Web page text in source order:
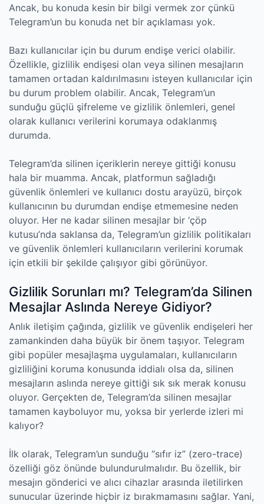
Ancak, bu konuda kesin bir bilgi vermek zor çünkü
Telegram’un bu konuda net bir açıklaması yok.
Bazı kullanıcılar için bu durum endişe verici olabilir.
Özellikle, gizlilik endişesi olan veya silinen mesajların
tamamen ortadan kaldırılmasını isteyen kullanıcılar için
bu durum problem olabilir. Ancak, Telegram’un
sunduğu güçlü şifreleme ve gizlilik önlemleri, genel
olarak kullanıcı verilerini korumaya odaklanmış
durumda.
Telegram’da silinen içeriklerin nereye gittiği konusu
hala bir muamma. Ancak, platformun sağladığı
güvenlik önlemleri ve kullanıcı dostu arayüzü, birçok
kullanıcının bu durumdan endişe etmemesine neden
oluyor. Her ne kadar silinen mesajlar bir ‘çöp
kutusu’nda saklansa da, Telegram’un gizlilik politikaları
ve güvenlik önlemleri kullanıcıların verilerini korumak
için etkili bir şekilde çalışıyor gibi görünüyor.
Gizlilik Sorunları mı? Telegram’da Silinen
Mesajlar Aslında Nereye Gidiyor?
Anlık iletişim çağında, gizlilik ve güvenlik endişeleri her
zamankinden daha büyük bir önem taşıyor. Telegram
gibi popüler mesajlaşma uygulamaları, kullanıcıların
gizliliğini koruma konusunda iddialı olsa da, silinen
mesajların aslında nereye gittiği sık sık merak konusu
oluyor. Gerçekten de, Telegram’da silinen mesajlar
tamamen kayboluyor mu, yoksa bir yerlerde izleri mi
kalıyor?
İlk olarak, Telegram’un sunduğu “sıfır iz” (zero-trace)
özelliği göz önünde bulundurulmalıdır. Bu özellik, bir
mesajın gönderici ve alıcı cihazlar arasında iletilirken
sunucular üzerinde hiçbir iz bırakmamasını sağlar. Yani,